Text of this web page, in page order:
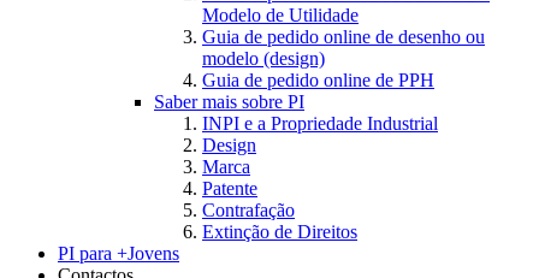
Modelo de Utilidade
Guia de pedido online de desenho ou
modelo (design)
Guia de pedido online de PPH
Saber mais sobre PI
INPI e a Propriedade Industrial
Design
Marca
Patente
Contrafação
Extinção de Direitos
PI para +Jovens